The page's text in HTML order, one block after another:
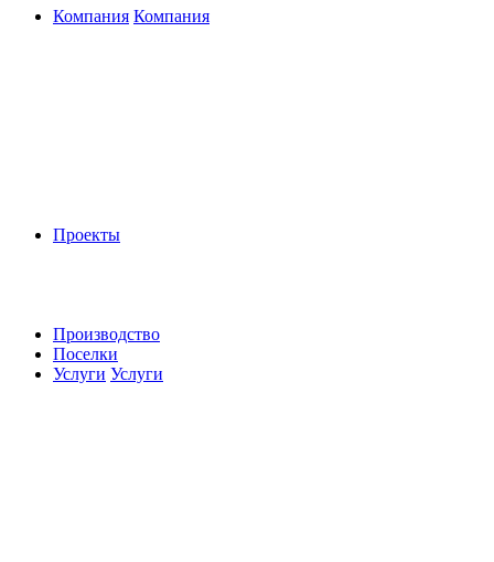
Компания Компания
Проекты
Производство
Поселки
Услуги Услуги